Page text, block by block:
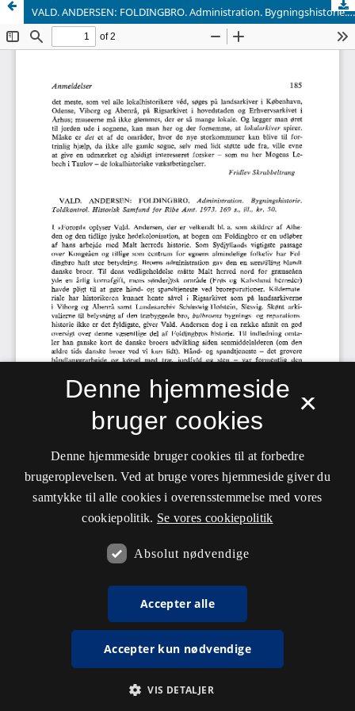
VALD. ANDERSEN: FOLDINGBRO. Administration. Bygningshistorie. Toldkontrol. Historisk Samfund for Ribe Amt. 1973
×
Denne hjemmeside
bruger cookies
Denne hjemmeside bruger cookies til at forbedre
brugeroplevelsen. Ved at bruge vores hjemmeside giver du
samtykke til alle cookies i overensstemmelse med vores
cookiepolitik. Se vores cookiepolitik
Absolut nødvendige
Accepter alle
Accepter kun nødvendige
VIS DETALJER